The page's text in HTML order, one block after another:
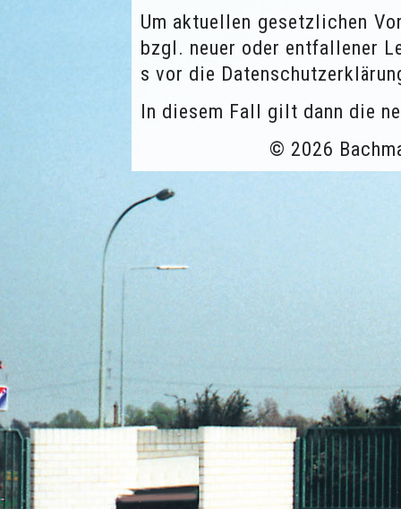
Um aktuellen gesetzlichen
bzgl. neuer oder entfallener
s vor die
In diesem Fall gilt dann die
© 2026